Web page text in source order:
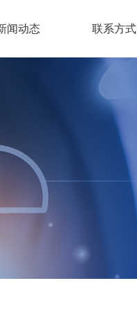
闻动态 联系方式